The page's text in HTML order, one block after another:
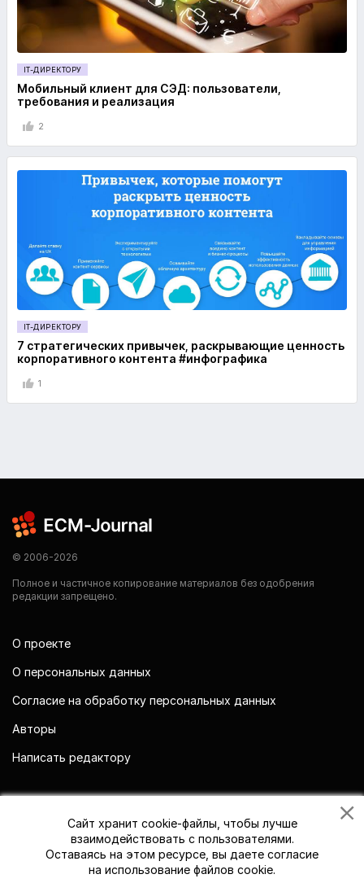
IT-ДИРЕКТОРУ
Мобильный клиент для СЭД: пользователи,
требования и реализация
2
IT-ДИРЕКТОРУ
7 стратегических привычек, раскрывающие ценность
корпоративного контента #инфографика
1
© 2006-2026
Полное и частичное копирование материалов без одобрения
редакции запрещено.
О проекте
О персональных данных
Согласие на обработку персональных данных
Авторы
Написать редактору
Сайт хранит cookie-файлы, чтобы лучше
взаимодействовать с пользователями.
Оставаясь на этом ресурсе, вы даете согласие
на использование файлов cookie.